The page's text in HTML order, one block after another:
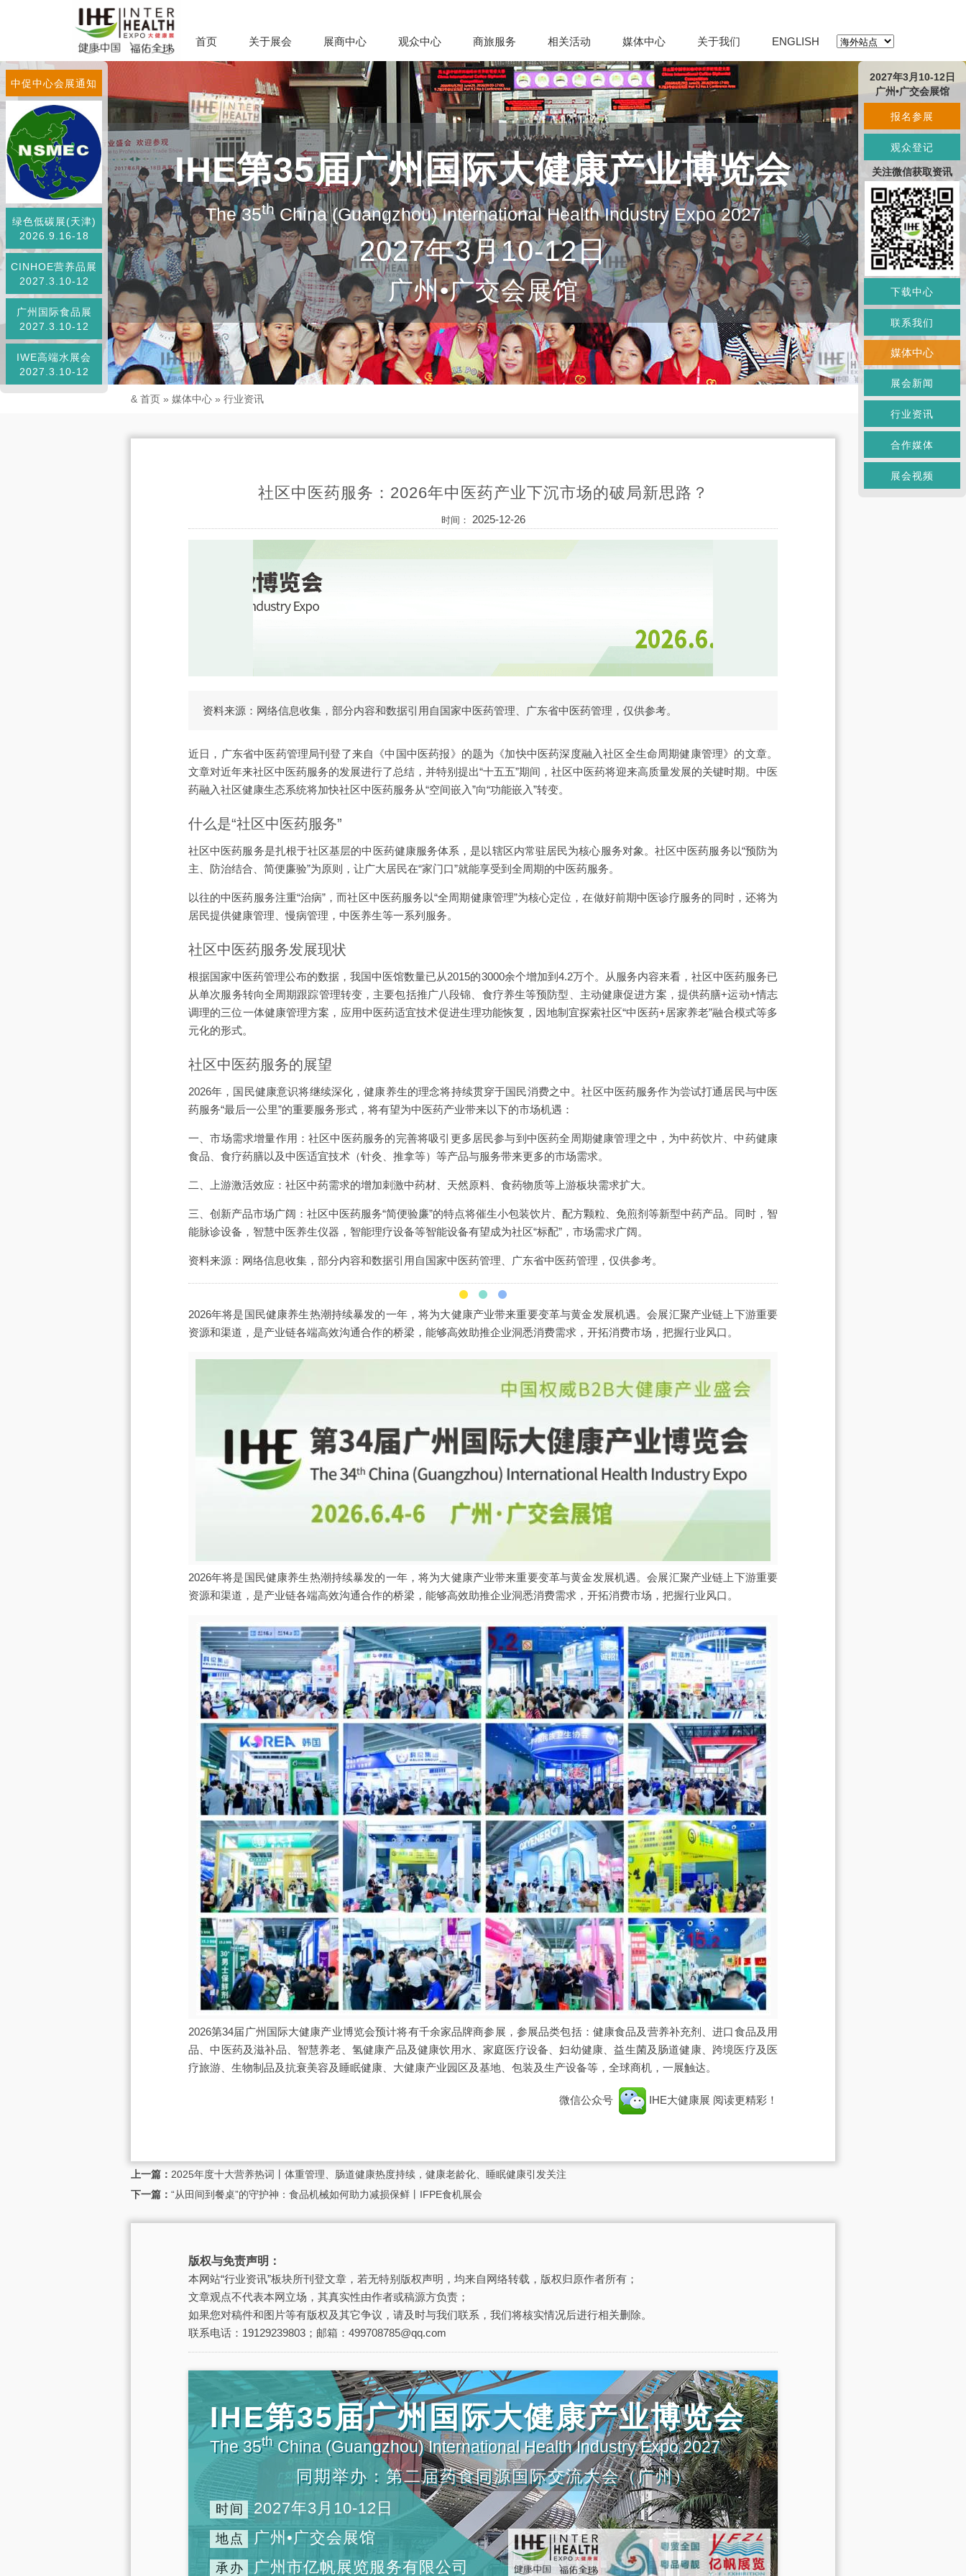
首页 关于展会 展商中心 观众中心 商旅服务 相关活动 媒体中心 关于我们 ENGLISH
IHE第35届广州国际大健康产业博览会
The 35thChina (Guangzhou) International Health Industry Expo 2027
2027年3月10-12日
广州•广交会展馆
中促中心会展通知
绿色低碳展(天津)
2026.9.16-18
CINHOE营养品展
2027.3.10-12
广州国际食品展
2027.3.10-12
IWE高端水展会
2027.3.10-12
& 首页 » 媒体中心 » 行业资讯
社区中医药服务：2026年中医药产业下沉市场的破局新思路？
时间： 2025-12-26
资料来源：网络信息收集，部分内容和数据引用自国家中医药管理、广东省中医药管理，仅供参考。
近日，广东省中医药管理局刊登了来自《中国中医药报》的题为《加快中医药深度融入社区全生命周期健康管理》的文章。
文章对近年来社区中医药服务的发展进行了总结，并特别提出“十五五”期间，社区中医药将迎来高质量发展的关键时期。中医
药融入社区健康生态系统将加快社区中医药服务从“空间嵌入”向“功能嵌入”转变。
什么是“社区中医药服务”
社区中医药服务是扎根于社区基层的中医药健康服务体系，是以辖区内常驻居民为核心服务对象。社区中医药服务以“预防为
主、防治结合、简便廉验”为原则，让广大居民在“家门口”就能享受到全周期的中医药服务。
以往的中医药服务注重“治病”，而社区中医药服务以“全周期健康管理”为核心定位，在做好前期中医诊疗服务的同时，还将为
居民提供健康管理、慢病管理，中医养生等一系列服务。
社区中医药服务发展现状
根据国家中医药管理公布的数据，我国中医馆数量已从2015的3000余个增加到4.2万个。从服务内容来看，社区中医药服务已
从单次服务转向全周期跟踪管理转变，主要包括推广八段锦、食疗养生等预防型、主动健康促进方案，提供药膳+运动+情志
调理的三位一体健康管理方案，应用中医药适宜技术促进生理功能恢复，因地制宜探索社区“中医药+居家养老”融合模式等多
元化的形式。
社区中医药服务的展望
2026年，国民健康意识将继续深化，健康养生的理念将持续贯穿于国民消费之中。社区中医药服务作为尝试打通居民与中医
药服务“最后一公里”的重要服务形式，将有望为中医药产业带来以下的市场机遇：
一、市场需求增量作用：社区中医药服务的完善将吸引更多居民参与到中医药全周期健康管理之中，为中药饮片、中药健康
食品、食疗药膳以及中医适宜技术（针灸、推拿等）等产品与服务带来更多的市场需求。
二、上游激活效应：社区中药需求的增加刺激中药材、天然原料、食药物质等上游板块需求扩大。
三、创新产品市场广阔：社区中医药服务“简便验廉”的特点将催生小包装饮片、配方颗粒、免煎剂等新型中药产品。同时，智
能脉诊设备，智慧中医养生仪器，智能理疗设备等智能设备有望成为社区“标配”，市场需求广阔。
资料来源：网络信息收集，部分内容和数据引用自国家中医药管理、广东省中医药管理，仅供参考。
2026年将是国民健康养生热潮持续暴发的一年，将为大健康产业带来重要变革与黄金发展机遇。会展汇聚产业链上下游重要
资源和渠道，是产业链各端高效沟通合作的桥梁，能够高效助推企业洞悉消费需求，开拓消费市场，把握行业风口。
2026年将是国民健康养生热潮持续暴发的一年，将为大健康产业带来重要变革与黄金发展机遇。会展汇聚产业链上下游重要
资源和渠道，是产业链各端高效沟通合作的桥梁，能够高效助推企业洞悉消费需求，开拓消费市场，把握行业风口。
2026第34届广州国际大健康产业博览会预计将有千余家品牌商参展，参展品类包括：健康食品及营养补充剂、进口食品及用
品、中医药及滋补品、智慧养老、氢健康产品及健康饮用水、家庭医疗设备、妇幼健康、益生菌及肠道健康、跨境医疗及医
疗旅游、生物制品及抗衰美容及睡眠健康、大健康产业园区及基地、包装及生产设备等，全球商机，一展触达。
微信公众号 IHE大健康展 阅读更精彩！
上一篇： 2025年度十大营养热词丨体重管理、肠道健康热度持续，健康老龄化、睡眠健康引发关注
下一篇： “从田间到餐桌”的守护神：食品机械如何助力减损保鲜丨IFPE食机展会
版权与免责声明：
本网站“行业资讯”板块所刊登文章，若无特别版权声明，均来自网络转载，版权归原作者所有；
文章观点不代表本网立场，其真实性由作者或稿源方负责；
如果您对稿件和图片等有版权及其它争议，请及时与我们联系，我们将核实情况后进行相关删除。
联系电话：19129239803；邮箱：499708785@qq.com
IHE第35届广州国际大健康产业博览会
The 35thChina (Guangzhou) International Health Industry Expo 2027
同期举办：第二届药食同源国际交流大会（广州）
时间 2027年3月10-12日
地点 广州•广交会展馆
承办 广州市亿帆展览服务有限公司
2027年3月10-12日
广州•广交会展馆
报名参展
观众登记
关注微信获取资讯
下载中心
联系我们
媒体中心
展会新闻
行业资讯
合作媒体
展会视频